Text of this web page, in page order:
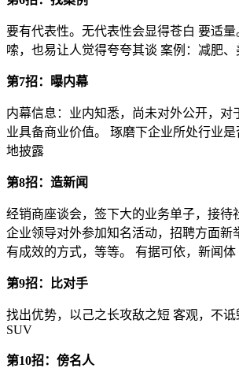
要有代表性。无代表性会显得苍白 要适
嗦，也易让人觉得夸夸其谈 案例：减肥、
第7招：曝内幕
内幕信息：业内知悉，尚未对外公开，对
业具备商业价值。 琢磨下企业所处行业
地披露
第8招：造新闻
经销商座谈会，签下大的业务单子，接待
企业领导对外参加知名活动，招聘方面新
有成效的方式，等等。 有据可依，新闻体
第9招：比对手
找出优势，以己之长攻敌之短 客观，不
SUV
第10招：傍名人